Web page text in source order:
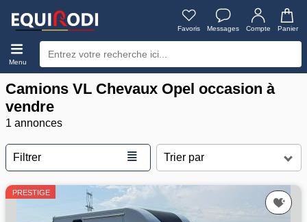
Favoris Messages Compte Panier
Menu
Camions VL Chevaux Opel occasion à
vendre
1 annonces
Filtrer ≣
PRESTIGE